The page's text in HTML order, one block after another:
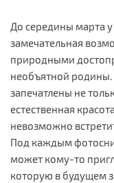
До середины марта у
замечательная
природными
необъятной
запечатлены не
естественная
невозможно
Под каждым
может кому-то
которую в будущем